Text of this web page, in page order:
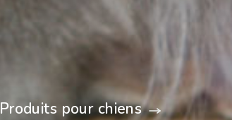
Produits pour chiens